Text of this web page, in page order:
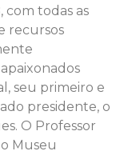
com todas as
recursos
seu primeiro e
presidente, o
O Professor
Museu